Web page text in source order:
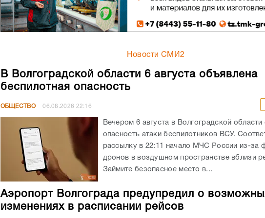
Новости СМИ2
В Волгоградской области 6 августа объявлена
беспилотная опасность
ОБЩЕСТВО 06.08.2026 22:16
Вечером 6 августа в Волгоградской
опасность атаки беспилотников ВСУ.
рассылку в 22:11 начало МЧС России из-за
дронов в воздушном пространстве вблизи
Займите безопасное место в...
Аэропорт Волгограда предупредил о
изменениях в расписании рейсов